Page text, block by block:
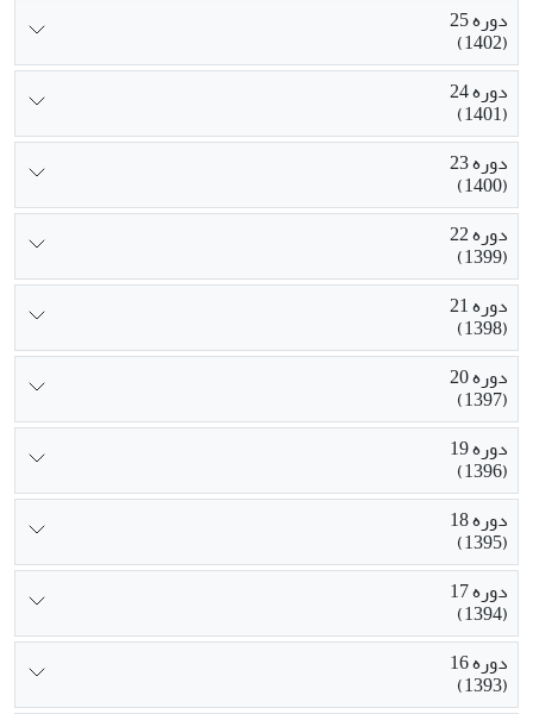
دوره 25
(1402)
دوره 24
(1401)
دوره 23
(1400)
دوره 22
(1399)
دوره 21
(1398)
دوره 20
(1397)
دوره 19
(1396)
دوره 18
(1395)
دوره 17
(1394)
دوره 16
(1393)